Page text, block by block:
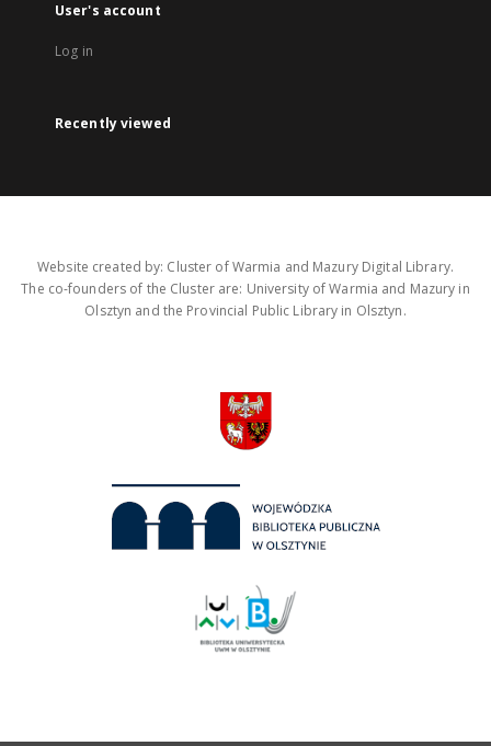
User's account
Log in
Recently viewed
Website created by: Cluster of Warmia and Mazury Digital Library.
The co-founders of the Cluster are: University of Warmia and Mazury in
Olsztyn and the Provincial Public Library in Olsztyn.